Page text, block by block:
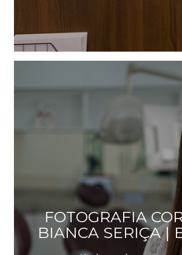
FOTOGRAFIA
BIANCA SERIÇA |